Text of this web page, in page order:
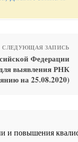
СЛЕДУЮЩАЯ ЗАПИСЬ
Федерации
для выявления РНК
на 25.08.2020)
и повышения